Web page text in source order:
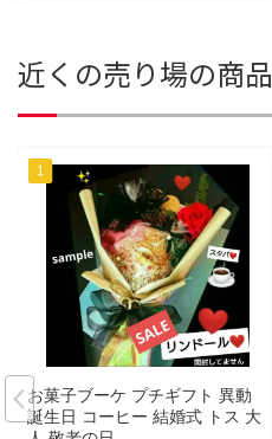
近くの売り場の商品
お菓子ブーケ プチギフト 異動
誕生日 コーヒー 結婚式 トス 大